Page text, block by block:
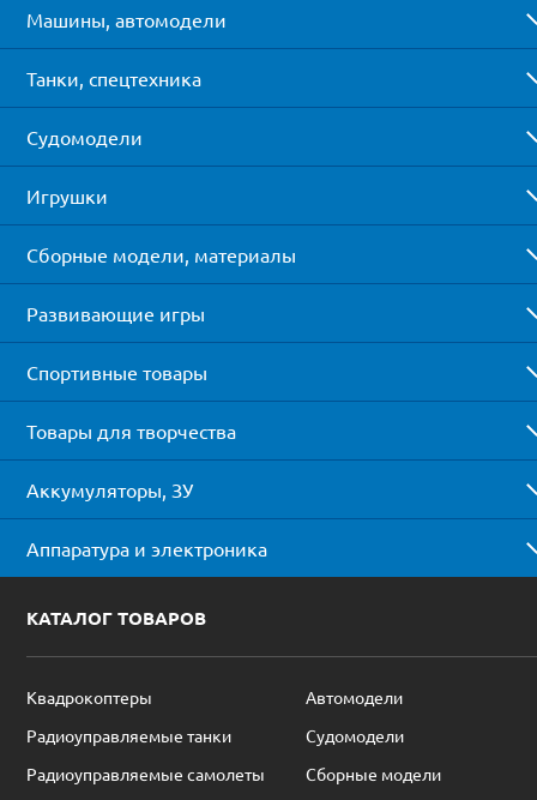
Машины, автомодели
Танки, спецтехника
Судомодели
Игрушки
Сборные модели, материалы
Развивающие игры
Спортивные товары
Товары для творчества
Аккумуляторы, ЗУ
Аппаратура и электроника
КАТАЛОГ ТОВАРОВ
Квадрокоптеры
Автомодели
Радиоуправляемые танки
Судомодели
Радиоуправляемые самолеты
Сборные модели